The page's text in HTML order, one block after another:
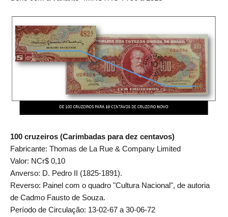
100 cruzeiros (Carimbadas para dez centavos)
Fabricante: Thomas de La Rue & Company Limited
Valor: NCr$ 0,10
Anverso: D. Pedro II (1825-1891).
Reverso: Painel com o quadro "Cultura Nacional", de autoria
de Cadmo Fausto de Souza.
Período de Circulação: 13-02-67 a 30-06-72